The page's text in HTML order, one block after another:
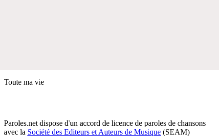
Toute ma vie
Paroles.net dispose d'un accord de licence de paroles de chansons
avec la Société des Editeurs et Auteurs de Musique (SEAM)